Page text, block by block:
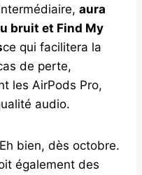
aura
bruit et Find My
ce qui facilitera la
de perte,
les AirPods Pro,
audio.
bien, dès octobre.
également des